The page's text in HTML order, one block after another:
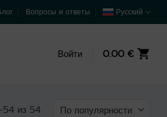
Вопросы и ответы Русский
Войти 0.00 €
из 54 Сортировка: